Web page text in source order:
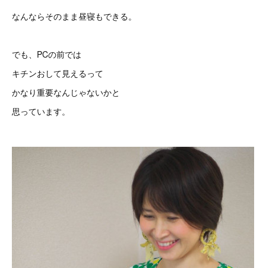
なんならそのまま昼寝もできる。
でも、PCの前では
キチンおして見えるって
かなり重要なんじゃないかと
思っています。